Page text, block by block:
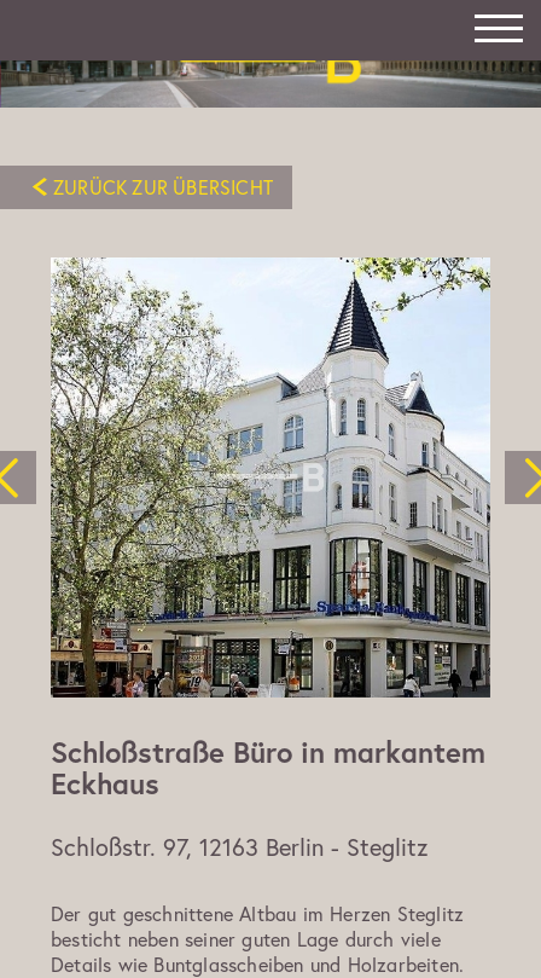
ZURÜCK ZUR ÜBERSICHT
Schloßstraße Büro in markantem
Eckhaus
Schloßstr. 97, 12163 Berlin - Steglitz
Der gut geschnittene Altbau im Herzen Steglitz
besticht neben seiner guten Lage durch viele
Details wie Buntglasscheiben und Holzarbeiten.